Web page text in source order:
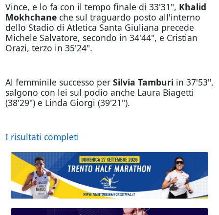
Vince, e lo fa con il tempo finale di 33'31", Khalid
Mokhchaneche sul traguardo posto all'interno
dello Stadio di Atletica Santa Giuliana precede
Michele Salvatore, secondo in 34'44", e Cristian
Orazi, terzo in 35'24".
Al femminile successo perSilvia Tamburi in 37'53",
salgono con lei sul podio anche Laura Biagetti
(38'29") e Linda Giorgi (39'21").
I risultati completi